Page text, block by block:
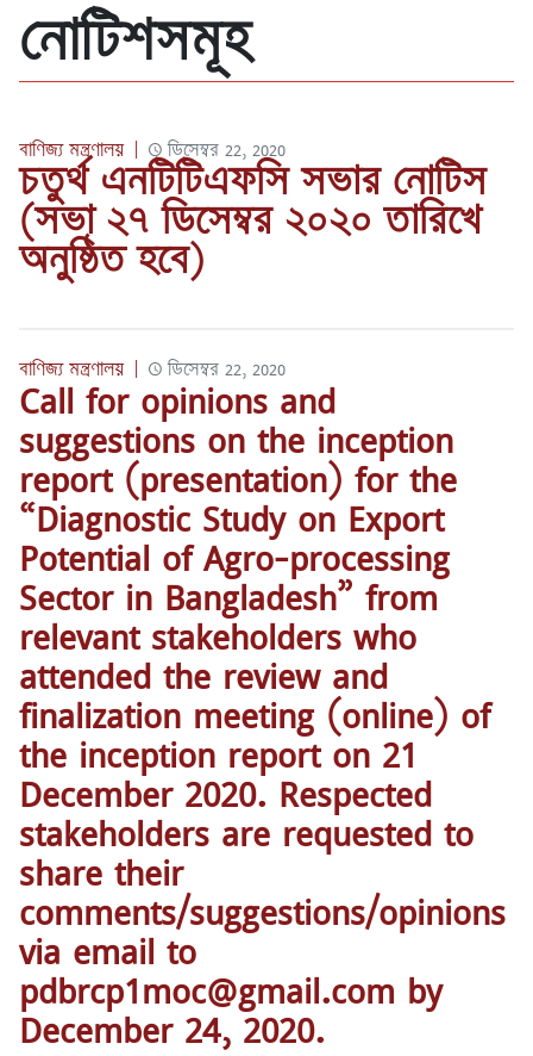
নোটিশসমূহ
নোটিশসমূহ
বাণিজ্য মন্ত্রণালয় ডিসেম্বর 22, 2020
চতুর্থ এনটিটিএফসি সভার নোটিস
(সভা ২৭ ডিসেম্বর ২০২০ তারিখে
অনুষ্ঠিত হবে)
বাণিজ্য মন্ত্রণালয় ডিসেম্বর 22, 2020
Call for opinions and
suggestions on the inception
report (presentation) for the
“Diagnostic Study on Export
Potential of Agro-processing
Sector in Bangladesh” from
relevant stakeholders who
attended the review and
finalization meeting (online) of
the inception report on 21
December 2020. Respected
stakeholders are requested to
share their
comments/suggestions/opinions
via email to
pdbrcp1moc@gmail.com by
December 24, 2020.